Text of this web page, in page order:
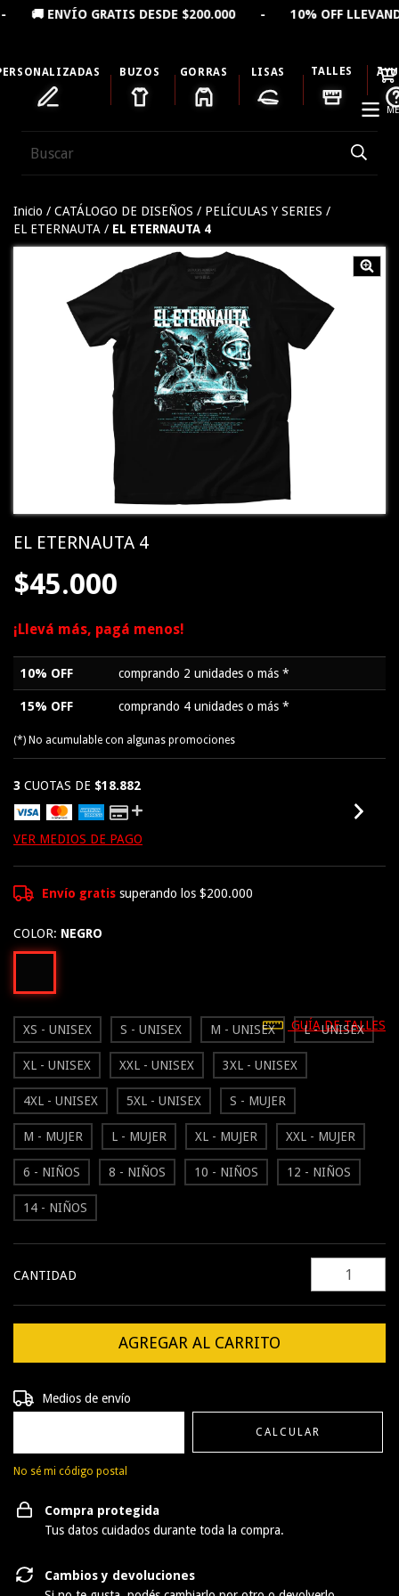
GRATIS DESDE $200.000 - 10% OFF LLEVANDO 2
BUZOS GORRAS LISAS TALLES
Inicio / CATÁLOGO DE DISEÑOS / PELÍCULAS Y SERIES /
EL ETERNAUTA / EL ETERNAUTA 4
EL ETERNAUTA 4
$45.000
¡Llevá más, pagá menos!
10% OFF comprando 2 unidades o más *
15% OFF comprando 4 unidades o más *
(*) No acumulable con algunas promociones
3 CUOTAS DE $18.882
VER MEDIOS DE PAGO
Envío gratis superando los$200.000
COLOR: NEGRO
GUÍA DE TALLES
XS - UNISEX S - UNISEX M - UNISEX L - UNISEX
XL - UNISEX XXL - UNISEX 3XL - UNISEX
4XL - UNISEX 5XL - UNISEX S - MUJER
M - MUJER L - MUJER XL - MUJER XXL - MUJER
6 - NIÑOS 8 - NIÑOS 10 - NIÑOS 12 - NIÑOS
14 - NIÑOS
CANTIDAD
Entregas para el CP:
Medios de envío
CALCULAR
No sé mi código postal
Compra protegida
Tus datos cuidados durante toda la compra.
Cambios y devoluciones